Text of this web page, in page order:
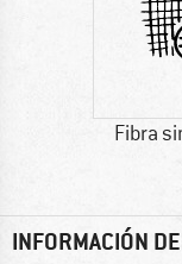
Fibra
INFORMACIÓN